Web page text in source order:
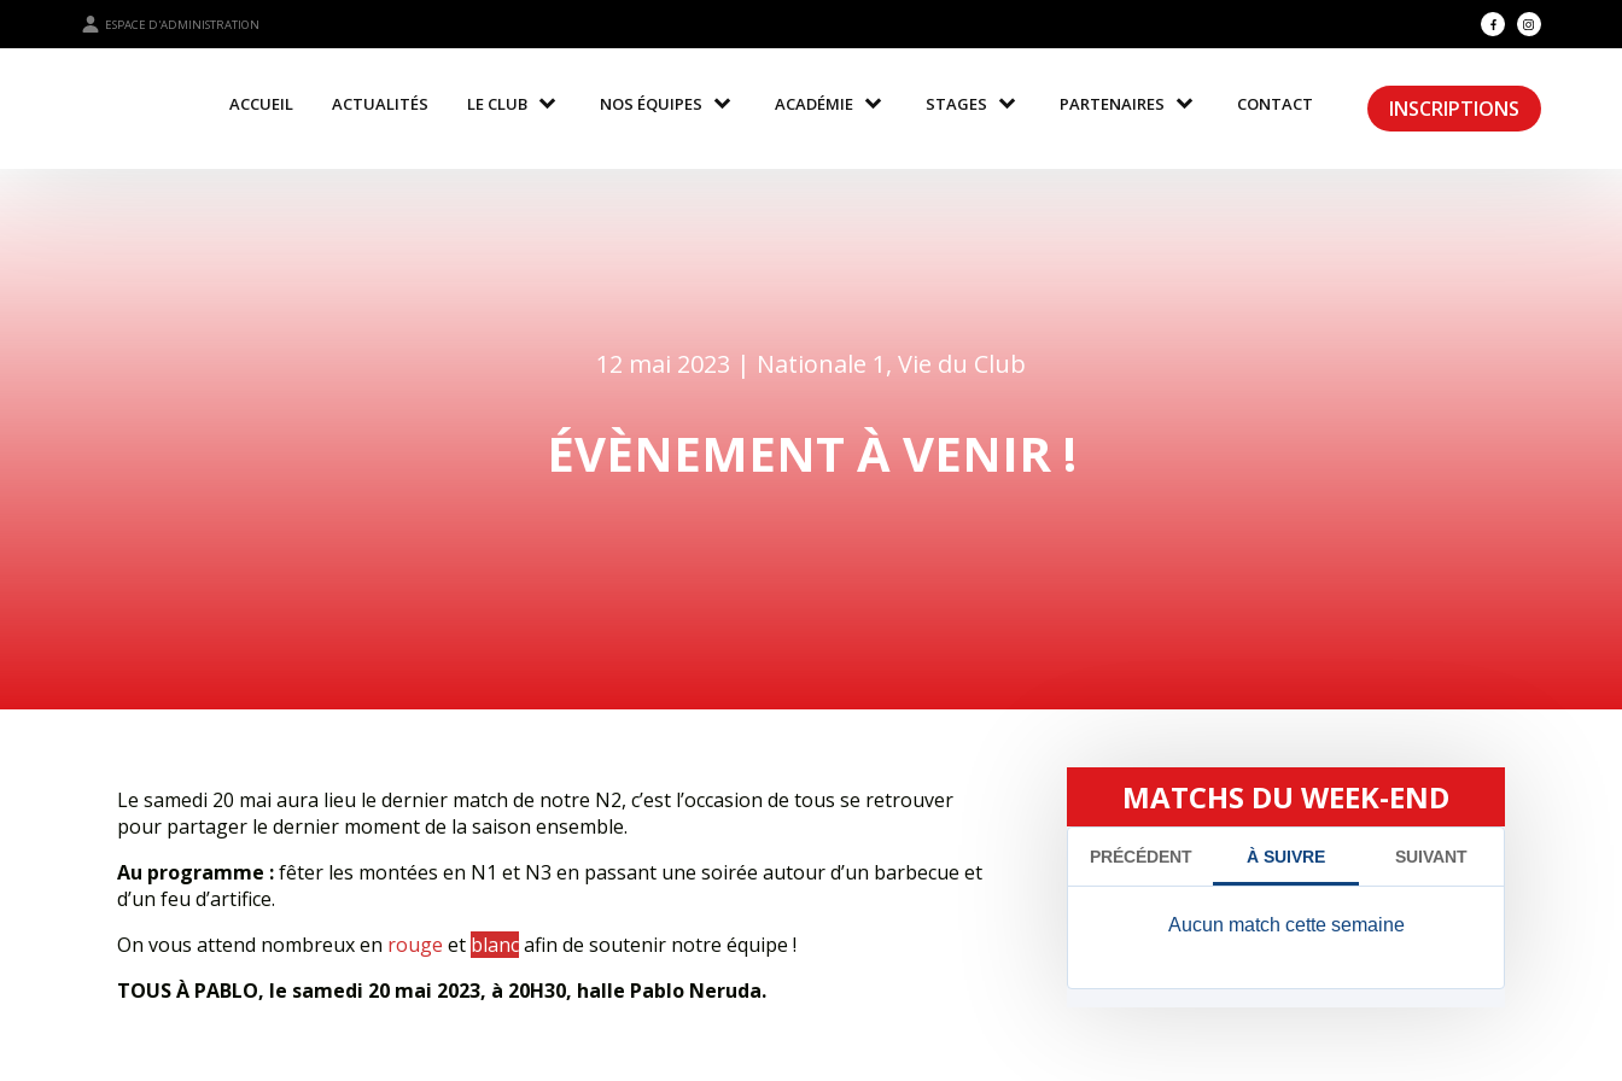
ESPACE D'ADMINISTRATION
ACCUEIL ACTUALITÉS LE CLUB NOS ÉQUIPES ACADÉMIE STAGES PARTENAIRES CONTACT INSCRIPTIONS
12 mai 2023 | Nationale 1, Vie du Club
ÉVÈNEMENT À VENIR !
Le samedi 20 mai aura lieu le dernier match de notre N2, c’est l’occasion de tous se retrouver
pour partager le dernier moment de la saison ensemble.
Au programme :fêter les montées en N1 et N3 en passant une soirée autour d’un barbecue et
d’un feu d’artifice.
On vous attend nombreux en rouge et blancafin de soutenir notre équipe !
TOUS À PABLO, le samedi 20 mai 2023, à 20H30, halle Pablo Neruda.
MATCHS DU WEEK-END